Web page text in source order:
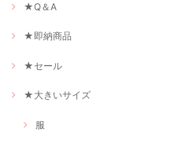
★Q＆A
★即納商品
★セール
★大きいサイズ
服